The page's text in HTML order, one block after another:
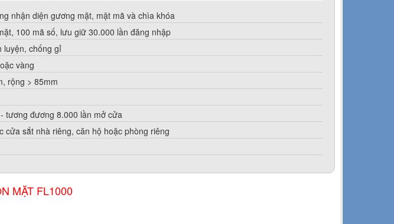
nhận diện gương mặt, mật mã và chìa khóa
100 mã số, lưu giữ 30.000 lần đăng nhập
luyện, chống gỉ
vàng
rộng > 85mm
tương đương 8.000 lần mở cửa
cửa sắt nhà riêng, căn hộ hoặc phòng riêng
MẶT FL1000